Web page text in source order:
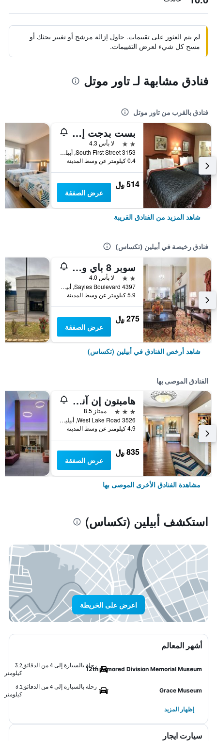
لم يتم العثور على تقييمات. حاول إزالة مرشح أو تغيير بحثك أو
مسح كل شيء لعرض التقييمات.
فنادق مشابهة لـ تاور موتل
فنادق بالقرب من تاور موتل
بست بدجت إن - أبيلين
2 نجمتين
لا بأس 4.3
3153 South First Street, أبيلين (تكساس), TX, الولايات المتحدة الأميريكية
0.4 كيلومتر عن وسط المدينة
514 ﷼
عرض الصفقة
شاهد المزيد من الفنادق القريبة
فنادق رخيصة في أبيلين (تكساس)
سوبر 8 باي ويندام أبيلين ساوث
2 نجمتين
لا بأس 4.0
4397 Sayles Boulevard, أبيلين (تكساس), TX, الولايات المتحدة الأميريكية
5.9 كيلومتر عن وسط المدينة
275 ﷼
عرض الصفقة
شاهد أرخص الفنادق في أبيلين (تكساس)
الفنادق الموصى بها
هامبتون إن آند سويتس أبيلين آي-20
3 نجوم
ممتاز 8.5
3526 West Lake Road, أبيلين (تكساس), TX, الولايات المتحدة الأميريكية
4.9 كيلومتر عن وسط المدينة
835 ﷼
عرض الصفقة
مشاهدة الفنادق الأخرى الموصى بها
استكشف أبيلين (تكساس)
اعرض على الخريطة
أشهر المعالم
12th Armored Division Memorial Museum
رحلة بالسيارة إلى 4 من الدقائق
3.2
كيلومتر
Grace Museum
رحلة بالسيارة إلى 4 من الدقائق
3.1
كيلومتر
إظهار المزيد
سيارت ايجار